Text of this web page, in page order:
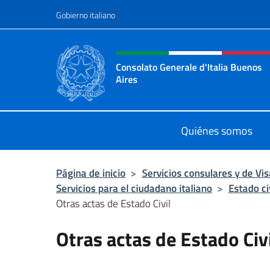
Gobierno italiano
Encabezado del sitio
Consolato Generale d'Italia Buenos
Aires
Quiénes somos
Página de inicio > Servicios consulares y de
Servicios para el ciudadano italiano > Estado
Otras actas de Estado Civil
Otras actas de Estado